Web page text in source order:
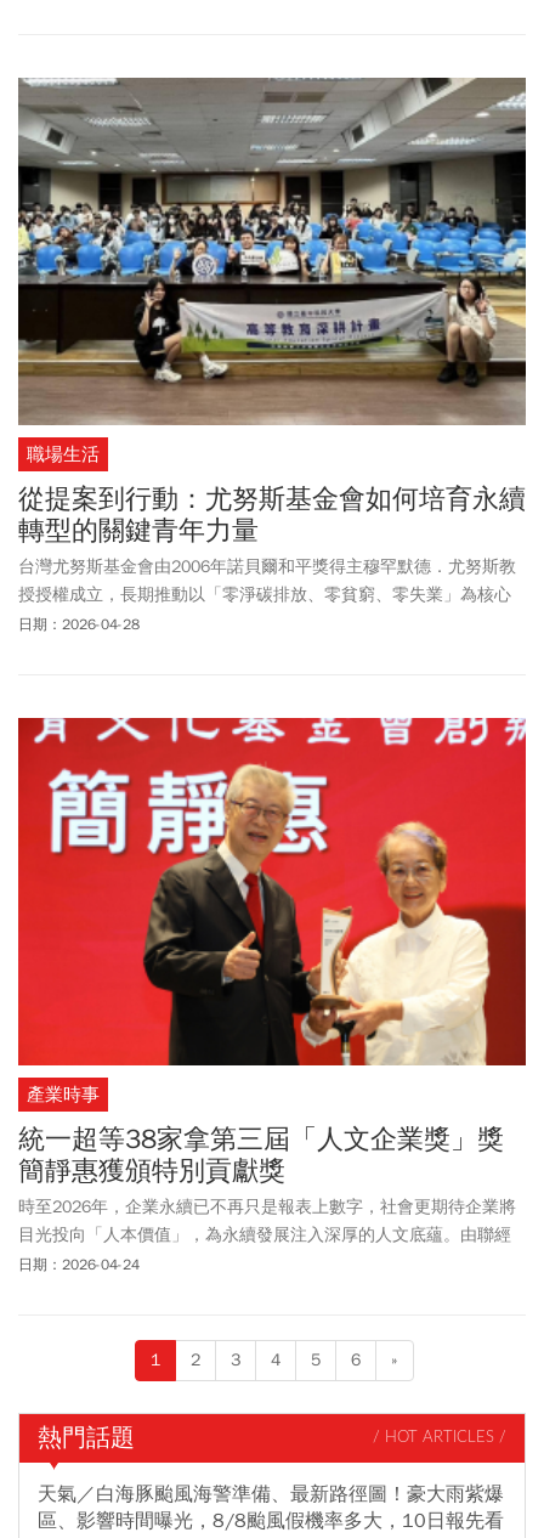
判場域及參與氣候運動的寶貴經驗。Licypriya Kangujam在演說中提
到，「數百萬像我一樣的孩子，正因為氣候災難失去生命、失去父
母、失去家園，而為了我們領導人的失敗，犧牲這數百萬無辜孩子
的生命，在任何代價下都是絕對無法接受的」。「我總是在每個國
際平台上說，沒有氣候教育就不會有氣候解決方案，但有人正在實
地落實這一點，他不是別人，正是你們的董事長張安平」。以下為
她在論壇中的分享。
職場生活
從提案到行動：尤努斯基金會如何培育永續
轉型的關鍵青年力量
台灣尤努斯基金會由2006年諾貝爾和平獎得主穆罕默德．尤努斯教
授授權成立，長期推動以「零淨碳排放、零貧窮、零失業」為核心
的三零願景，透過教育、競賽與行動實作培育社會創新人才。
日期：2026-04-28
產業時事
統一超等38家拿第三屆「人文企業獎」獎
簡靜惠獲頒特別貢獻獎
時至2026年，企業永續已不再只是報表上數字，社會更期待企業將
目光投向「人本價值」，為永續發展注入深厚的人文底蘊。由聯經
出版主辦的第三屆「人文企業獎」在4月24日舉行，共計38家企業與
日期：2026-04-24
1 2 3 4 5 6 »
熱門話題 / HOT ARTICLES /
天氣／白海豚颱風海警準備、最新路徑圖！豪大雨紫爆
區、影響時間曝光，8/8颱風假機率多大，10日報先看